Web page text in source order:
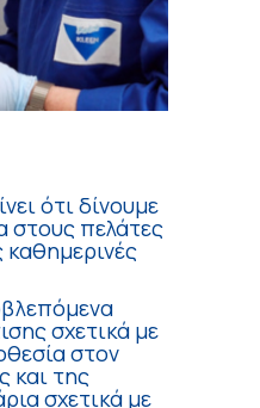
ότι δίνουμε
στους πελάτες
καθημερινές
σχετικά με
στον
και της
σχετικά με